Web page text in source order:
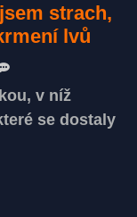
strach,
lvů
v níž
se dostaly